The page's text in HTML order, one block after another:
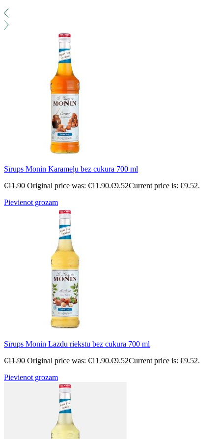
Sīrups Monin Karameļu bez cukura 700 ml
€11.90 Original price was: €11.90.€9.52Current price is: €9.52.
Pievienot grozam
Sīrups Monin Lazdu riekstu bez cukura 700 ml
€11.90 Original price was: €11.90.€9.52Current price is: €9.52.
Pievienot grozam